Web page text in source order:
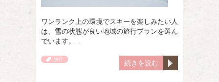
ワンランク上の環境でスキーを楽しみたい人
は、雪の状態が良い地域の旅行プランを選ん
でいます。…
続きを読む
旅行